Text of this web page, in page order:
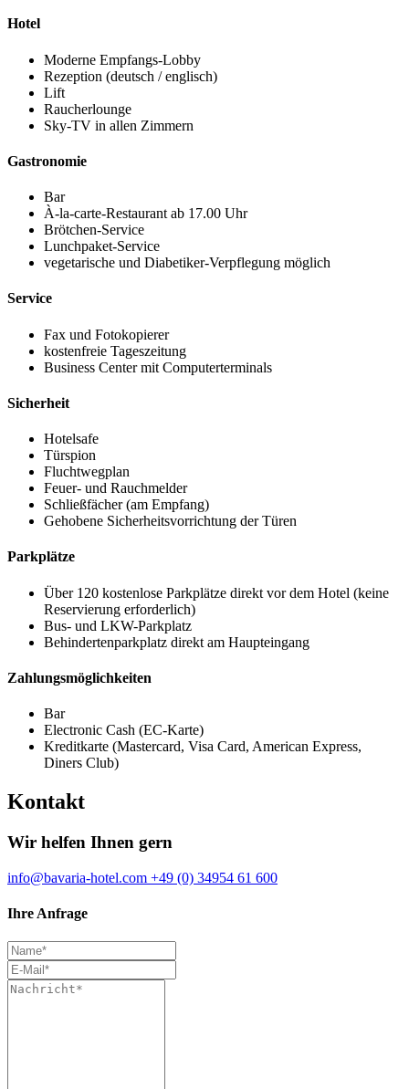
Hotel
Moderne Empfangs-Lobby
Rezeption (deutsch / englisch)
Lift
Raucherlounge
Sky-TV in allen Zimmern
Gastronomie
Bar
À-la-carte-Restaurant ab 17.00 Uhr
Brötchen-Service
Lunchpaket-Service
vegetarische und Diabetiker-Verpflegung möglich
Service
Fax und Fotokopierer
kostenfreie Tageszeitung
Business Center mit Computerterminals
Sicherheit
Hotelsafe
Türspion
Fluchtwegplan
Feuer- und Rauchmelder
Schließfächer (am Empfang)
Gehobene Sicherheitsvorrichtung der Türen
Parkplätze
Über 120 kostenlose Parkplätze direkt vor dem Hotel (keine
Reservierung erforderlich)
Bus- und LKW-Parkplatz
Behindertenparkplatz direkt am Haupteingang
Zahlungsmöglichkeiten
Bar
Electronic Cash (EC-Karte)
Kreditkarte (Mastercard, Visa Card, American Express,
Diners Club)
Kontakt
Wir helfen Ihnen gern
info@bavaria-hotel.com +49 (0) 34954 61 600
Ihre Anfrage